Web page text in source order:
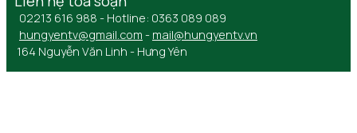
02213 616 988 - Hotline: 0363 089 089
hungyentv@gmail.com - mail@hungyentv.vn
164 Nguyễn Văn Linh - Hưng Yên